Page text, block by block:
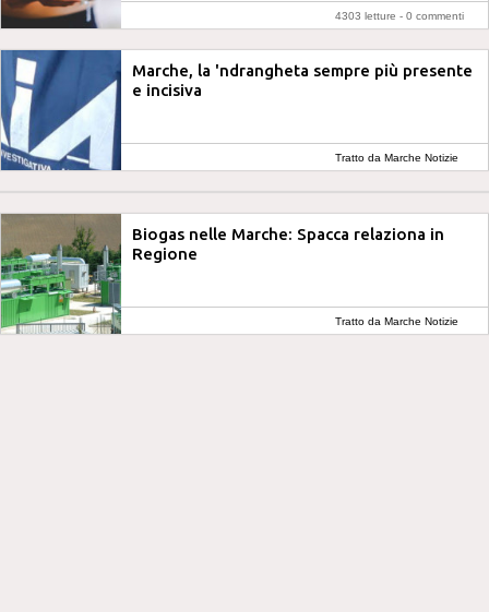
4303 letture - 0 commenti
Marche, la 'ndrangheta sempre più presente
e incisiva
Tratto da Marche Notizie
Biogas nelle Marche: Spacca relaziona in
Regione
Tratto da Marche Notizie